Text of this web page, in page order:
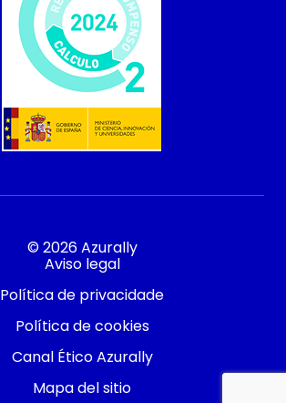
© 2026 Azurally
Aviso legal
Política de privacidade
Política de cookies
Canal Ético Azurally
Mapa del sitio